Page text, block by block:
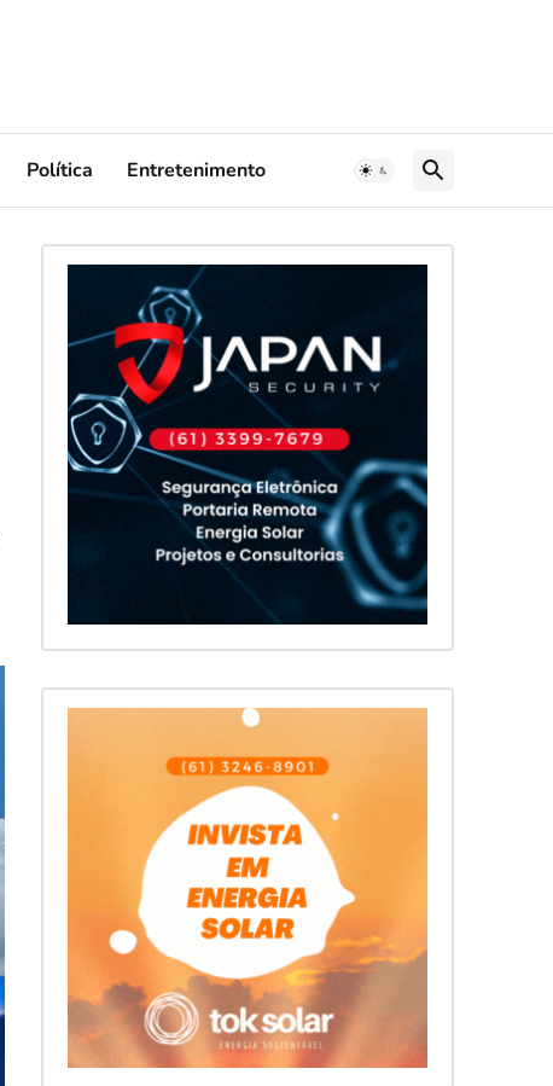
Política Entretenimento